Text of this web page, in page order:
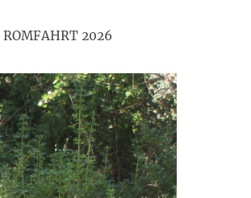
ROMFAHRT 2026